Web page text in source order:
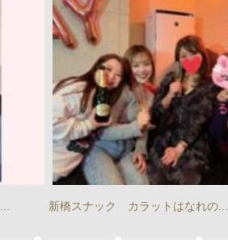
新橋スナック カラットはなれの...